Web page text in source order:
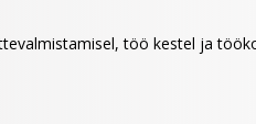
töö kestel ja